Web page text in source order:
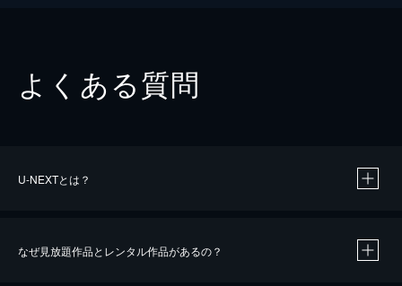
よくある質問
U-NEXTとは？
なぜ見放題作品とレンタル作品があるの？